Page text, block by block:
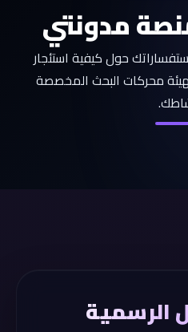
مدونتي
حول كيفية استئجار
محركات البحث المخصصة
الرسمية